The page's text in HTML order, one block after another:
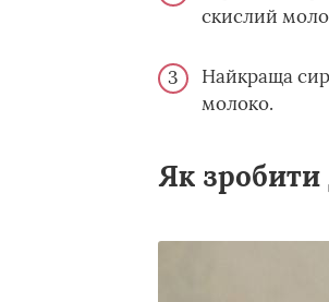
скислий
Найкраща
молоко.
Як